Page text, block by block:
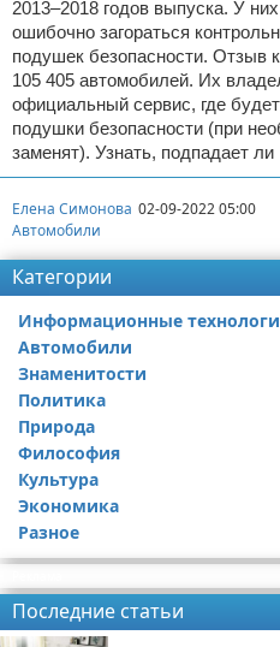
2013–2018 годов выпуска. У
ошибочно загораться
подушек безопасности. Отзыв
105 405 автомобилей. Их
официальный сервис, где
подушки безопасности (при
заменят). Узнать, подпадает ли
Елена Симонова 02-09-2022 05:00
Автомобили
Категории
Информационные
Автомобили
Знаменитости
Политика
Природа
Философия
Культура
Экономика
Разное
Последние статьи